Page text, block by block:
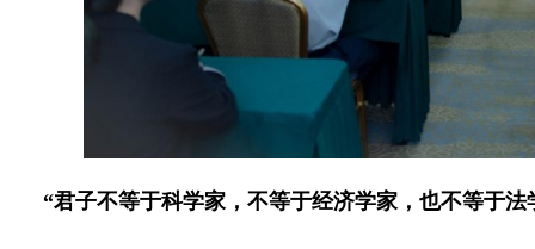
“君子不等于科学家，不等于经济学家，也不等于法